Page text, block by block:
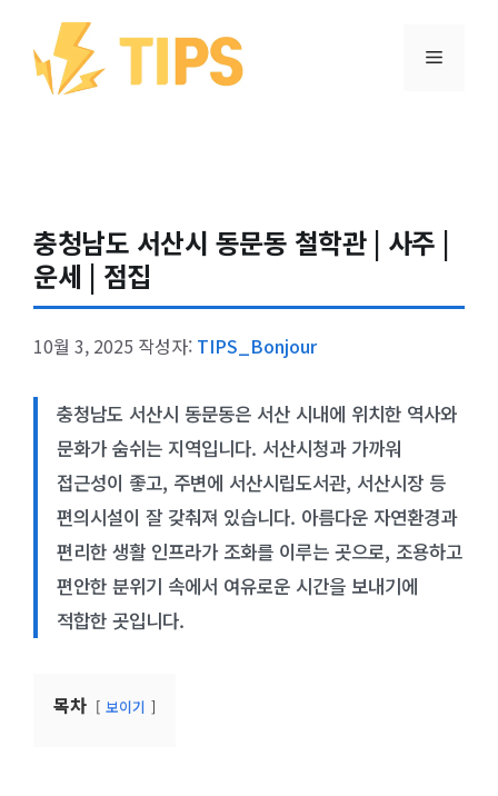
건너뛰기
메뉴
충청남도 서산시 동문동 철학관 | 사주 |
운세 | 점집
10월 3, 2025 작성자: TIPS_Bonjour
충청남도 서산시 동문동은 서산 시내에 위치한 역사와
문화가 숨쉬는 지역입니다. 서산시청과 가까워
접근성이 좋고, 주변에 서산시립도서관, 서산시장 등
편의시설이 잘 갖춰져 있습니다. 아름다운 자연환경과
편리한 생활 인프라가 조화를 이루는 곳으로, 조용하고
편안한 분위기 속에서 여유로운 시간을 보내기에
적합한 곳입니다.
목차 보이기